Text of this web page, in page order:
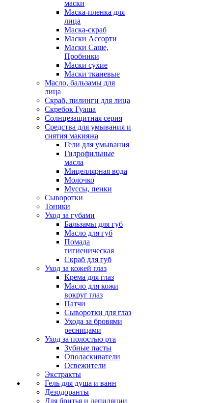
маски
Маска-пленка для
лица
Маска-скраб
Маски Ассорти
Маски Саше,
Пробники
Маски сухие
Маски тканевые
Масло, бальзамы для
лица
Скраб, пилинги для лица
Скребок Гуаша
Солнцезащитная серия
Средства для умывания и
снятия макияжа
Гели для умывания
Гидрофильные
масла
Мицеллярная вода
Молочко
Муссы, пенки
Сыворотки
Тоники
Уход за губами
Бальзамы для губ
Масло для губ
Помада
гигиеническая
Скраб для губ
Уход за кожей глаз
Крема для глаз
Масло для кожи
вокруг глаз
Патчи
Сыворотки для глаз
Ухода за бровями
ресницами
Уход за полостью рта
Зубные пасты
Ополаскиватели
Освежители
Экстракты
Гель для душа и ванн
Дезодоранты
Для бритья и депиляции